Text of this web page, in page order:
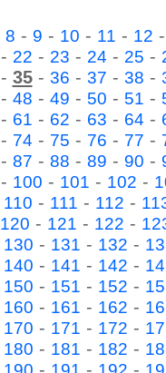
8 - 9 - 10 - 11 - 12
- 22 - 23 - 24 - 25 -
- 35- 36 - 37 - 38 -
- 48 - 49 - 50 - 51 -
- 61 - 62 - 63 - 64 -
- 74 - 75 - 76 - 77 -
- 87 - 88 - 89 - 90 -
- 100 - 101 - 102 -
110 - 111 - 112 -
120 - 121 - 122 -
130 - 131 - 132 -
140 - 141 - 142 -
150 - 151 - 152 -
160 - 161 - 162 -
170 - 171 - 172 -
180 - 181 - 182 -